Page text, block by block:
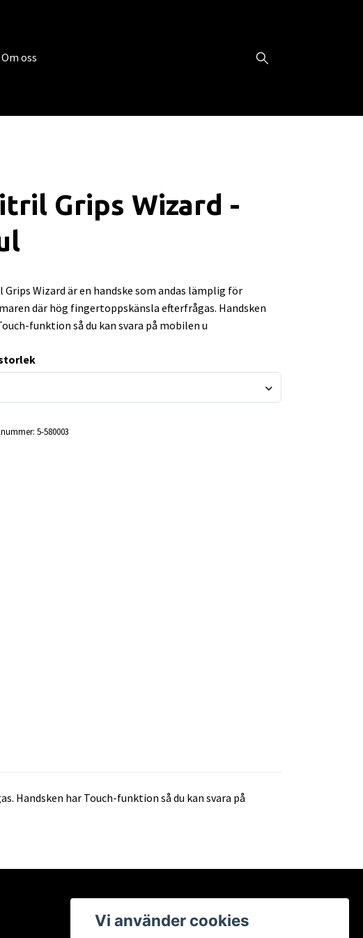
Om oss
Grips Wizard -
Grips Wizard är en handske som andas lämplig för
där hög fingertoppskänsla efterfrågas. Handsken
funktion så du kan svara på mobilen u
5-580003
Handsken har Touch-funktion så du kan svara på
Vi använder cookies